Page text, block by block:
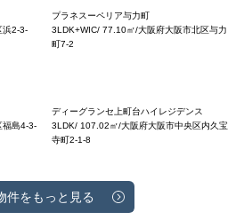
浜2-3-
プラネスーペリア与力町
3LDK+WIC/ 77.10㎡/大阪府大阪市北区与力
町7-2
福島4-3-
ディーグランセ上町台ハイレジデンス
3LDK/ 107.02㎡/大阪府大阪市中央区内久宝
寺町2-1-8
件をもっと見る